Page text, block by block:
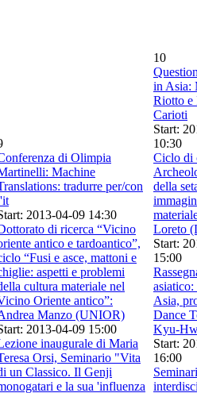
di Olimpia
Machine
tradurre per/con
2013-04-09 14:30
di ricerca “Vicino
antico e tardoantico”,
“Fusi e asce, mattoni e
aspetti e problemi
cultura materiale nel
Oriente antico”:
Manzo (UNIOR)
2013-04-09 15:00
inaugurale di Maria
Orsi, Seminario "Vita
un Classico. Il Genji
e la sua 'influenza
10
in Asia:
Riotto e
Carioti
Start:
10:30
Ciclo di
della
Loreto
Start:
15:00
Asia,
Dance
Kyu-
Start:
16:00